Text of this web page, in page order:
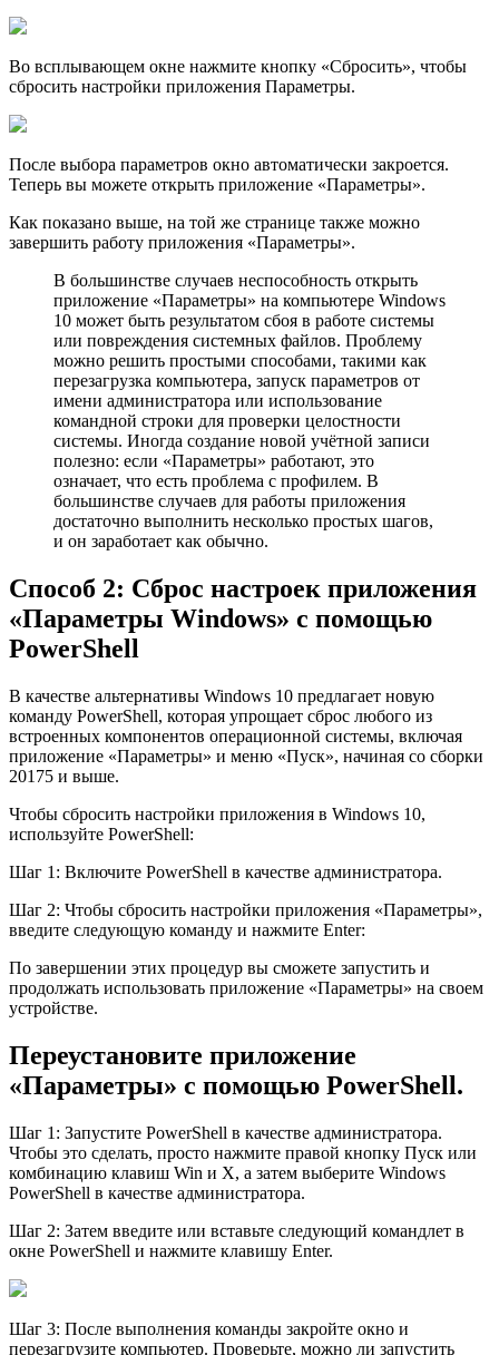
Во всплывающем окне нажмите кнопку «Сбросить», чтобы
сбросить настройки приложения Параметры.
После выбора параметров окно автоматически закроется.
Теперь вы можете открыть приложение «Параметры».
Как показано выше, на той же странице также можно
завершить работу приложения «Параметры».
В большинстве случаев неспособность открыть
приложение «Параметры» на компьютере Windows
10 может быть результатом сбоя в работе системы
или повреждения системных файлов. Проблему
можно решить простыми способами, такими как
перезагрузка компьютера, запуск параметров от
имени администратора или использование
командной строки для проверки целостности
системы. Иногда создание новой учётной записи
полезно: если «Параметры» работают, это
означает, что есть проблема с профилем. В
большинстве случаев для работы приложения
достаточно выполнить несколько простых шагов,
и он заработает как обычно.
Способ 2: Сброс настроек приложения
«Параметры Windows» с помощью
PowerShell
В качестве альтернативы Windows 10 предлагает новую
команду PowerShell, которая упрощает сброс любого из
встроенных компонентов операционной системы, включая
приложение «Параметры» и меню «Пуск», начиная со сборки
20175 и выше.
Чтобы сбросить настройки приложения в Windows 10,
используйте PowerShell:
Шаг 1: Включите PowerShell в качестве администратора.
Шаг 2: Чтобы сбросить настройки приложения «Параметры»,
введите следующую команду и нажмите Enter:
По завершении этих процедур вы сможете запустить и
продолжать использовать приложение «Параметры» на своем
устройстве.
Переустановите приложение
«Параметры» с помощью PowerShell.
Шаг 1: Запустите PowerShell в качестве администратора.
Чтобы это сделать, просто нажмите правой кнопку Пуск или
комбинацию клавиш Win и X, а затем выберите Windows
PowerShell в качестве администратора.
Шаг 2: Затем введите или вставьте следующий командлет в
окне PowerShell и нажмите клавишу Enter.
Шаг 3: После выполнения команды закройте окно и
перезагрузите компьютер. Проверьте, можно ли запустить